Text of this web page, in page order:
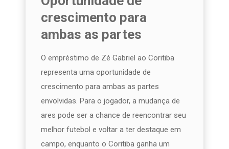
crescimento para
ambas as partes
O empréstimo de Zé Gabriel ao Coritiba
representa uma oportunidade de
crescimento para ambas as partes
envolvidas. Para o jogador, a mudança de
ares pode ser a chance de reencontrar seu
melhor futebol e voltar a ter destaque em
campo, enquanto o Coritiba ganha um